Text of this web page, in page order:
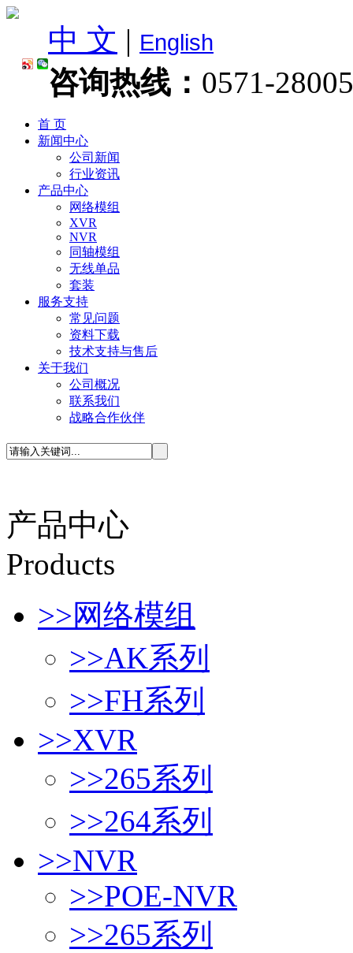
中 文 | English
咨询热线： 0571-
首 页
新闻中心
公司新闻
行业资讯
产品中心
网络模组
XVR
NVR
同轴模组
无线单品
套装
服务支持
常见问题
资料下载
技术支持与售后
关于我们
公司概况
联系我们
战略合作伙伴
产品中心
Products
>>网络模组
>>AK系列
>>FH系列
>>XVR
>>265系列
>>264系列
>>NVR
>>POE-NVR
>>265系列